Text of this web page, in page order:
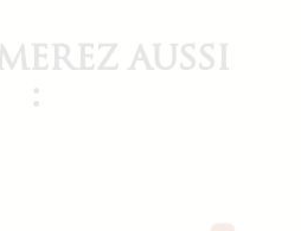
aussi
: